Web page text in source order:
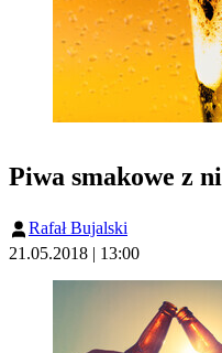
Piwa smakowe z
Rafał Bujalski
21.05.2018 | 13:00